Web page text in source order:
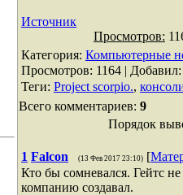
Источник
Просмотров:
Категория: Компьютерные
Просмотров: 1164 | Добавил
Теги: Project scorpio.,
Всего комментариев: 9
Порядок
1 Falcon (13 Фев 2017 23:10) [
Кто бы сомневался. Гейтс не
компанию создавал.